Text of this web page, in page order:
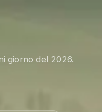
giorno del 2026.